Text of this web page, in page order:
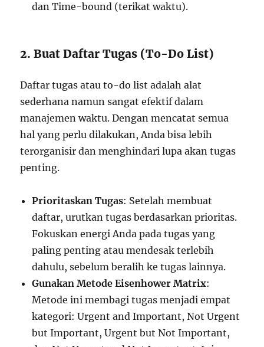
dan Time-bound (terikat waktu).
2. Buat Daftar Tugas (To-Do List)
Daftar tugas atau to-do list adalah alat
sederhana namun sangat efektif dalam
manajemen waktu. Dengan mencatat semua
hal yang perlu dilakukan, Anda bisa lebih
terorganisir dan menghindari lupa akan tugas
penting.
Prioritaskan Tugas: Setelah membuat
daftar, urutkan tugas berdasarkan prioritas.
Fokuskan energi Anda pada tugas yang
paling penting atau mendesak terlebih
dahulu, sebelum beralih ke tugas lainnya.
Gunakan Metode Eisenhower Matrix:
Metode ini membagi tugas menjadi empat
kategori: Urgent and Important, Not Urgent
but Important, Urgent but Not Important,